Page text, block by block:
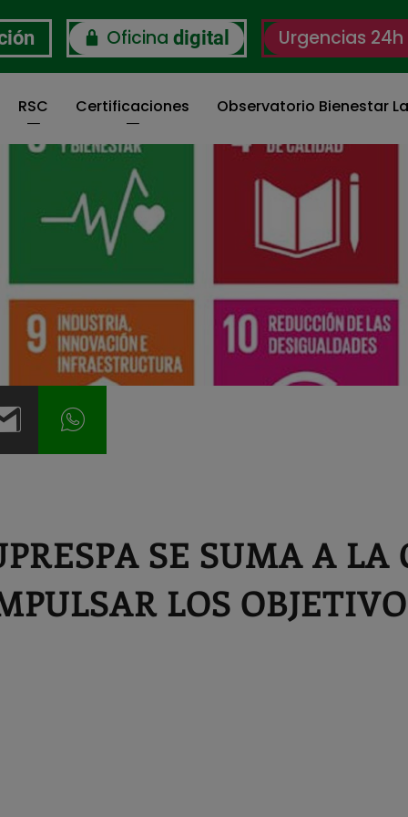
Oficina digital Urgencias 24h
RSC Certificaciones Observatorio Bienestar
SE SUMA A LA
LOS